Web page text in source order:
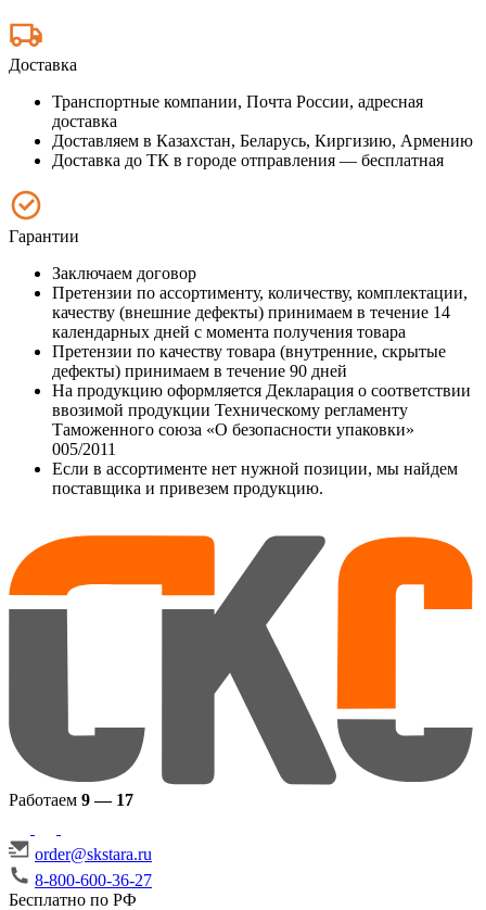
Доставка
Транспортные компании, Почта России, адресная
доставка
Доставляем в Казахстан, Беларусь, Киргизию, Армению
Доставка до ТК в городе отправления — бесплатная
Гарантии
Заключаем договор
Претензии по ассортименту, количеству, комплектации,
качеству (внешние дефекты) принимаем в течение 14
календарных дней с момента получения товара
Претензии по качеству товара (внутренние, скрытые
дефекты) принимаем в течение 90 дней
На продукцию оформляется Декларация о соответствии
ввозимой продукции Техническому регламенту
Таможенного союза «О безопасности упаковки»
005/2011
Если в ассортименте нет нужной позиции, мы найдем
поставщика и привезем продукцию.
Работаем 9 — 17
order@skstara.ru
8-800-600-36-27
Бесплатно по РФ